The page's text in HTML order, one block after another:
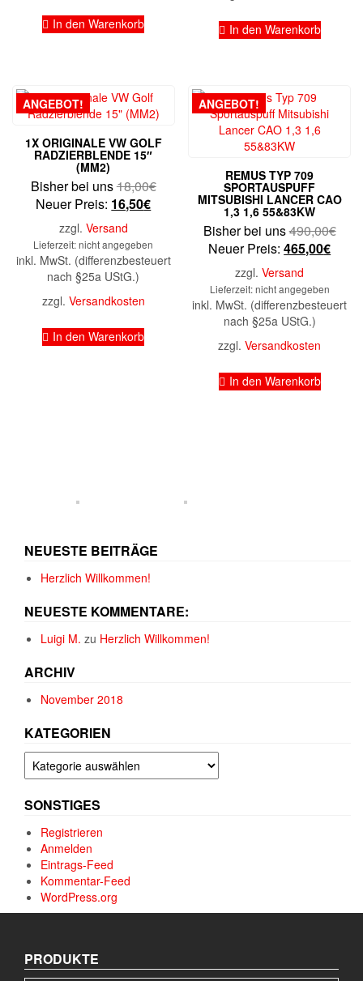
In den Warenkorb In den Warenkorb
ANGEBOT!
1X ORIGINALE VW GOLF
RADZIERBLENDE 15″
(MM2)
Bisher bei uns18,00€Ursprünglicher
Neuer Preis: 16,50€Aktueller
ist:
16,50€.
zzgl. Versand
Lieferzeit: nicht angegeben
inkl. MwSt. (differenzbesteuert
nach §25a UStG.)
zzgl. Versandkosten
In den Warenkorb
ANGEBOT!
REMUS TYP 709
SPORTAUSPUFF
MITSUBISHI LANCER CAO
1,3 1,6 55&83KW
Bisher bei uns490,00€
Neuer Preis: 465,00€
zzgl.Versand
Lieferzeit: nicht angegeben
inkl. MwSt. (differenzbesteuert
nach §25a UStG.)
zzgl.Versandkosten
In den Warenkorb
NEUESTE BEITRÄGE
Herzlich Willkommen!
NEUESTE KOMMENTARE:
Luigi M. zu Herzlich Willkommen!
ARCHIV
November 2018
KATEGORIEN
Kategorien
SONSTIGES
Registrieren
Anmelden
Eintrags-Feed
Kommentar-Feed
WordPress.org
PRODUKTE